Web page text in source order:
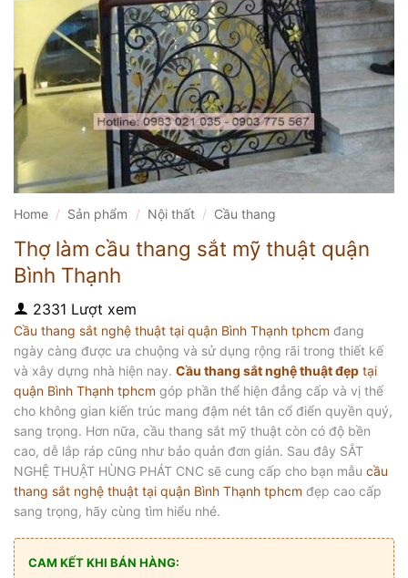
Home / Sản phẩm / Nội thất / Cầu thang
Thợ làm cầu thang sắt mỹ thuật quận
Bình Thạnh
2331 Lượt xem
Cầu thang sắt nghệ thuật tại quận Bình Thạnh tphcm đang
ngày càng được ưa chuộng và sử dụng rộng rãi trong thiết kế
và xây dựng nhà hiện nay. Cầu thang sắt nghệ thuật đẹp tại
quận Bình Thạnh tphcm góp phần thể hiện đẳng cấp và vị thế
cho không gian kiến trúc mang đậm nét tân cổ điển quyền quý,
sang trọng. Hơn nữa, cầu thang sắt mỹ thuật còn có độ bền
cao, dễ lắp ráp cũng như bảo quản đơn giản. Sau đây SẮT
NGHỆ THUẬT HÙNG PHÁT CNC sẽ cung cấp cho bạn mẫu cầu
thang sắt nghệ thuật tại quận Bình Thạnh tphcm đẹp cao cấp
sang trọng, hãy cùng tìm hiểu nhé.
CAM KẾT KHI BÁN HÀNG: